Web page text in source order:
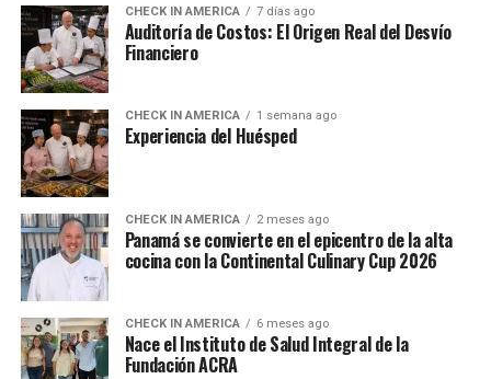
CHECK IN AMERICA 7 días ago
Auditoría de Costos: El Origen Real del Desvío
Financiero
CHECK IN AMERICA 1 semana ago
Experiencia del Huésped
CHECK IN AMERICA 2 meses ago
Panamá se convierte en el epicentro de la alta
cocina con la Continental Culinary Cup 2026
CHECK IN AMERICA 6 meses ago
Nace el Instituto de Salud Integral de la
Fundación ACRA